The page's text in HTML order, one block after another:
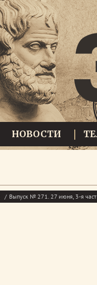
НОВОСТИ
Выпуск № 271. 27 июня, 3-я